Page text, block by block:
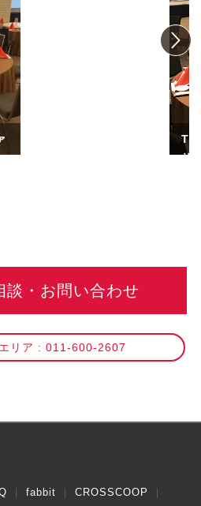
札
談・お問い合わせ
リア : 011-600-2607
fabbit CROSSCOOP